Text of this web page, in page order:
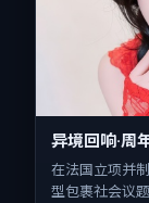
异境回响·周
在法国立项并
型包裹社会议